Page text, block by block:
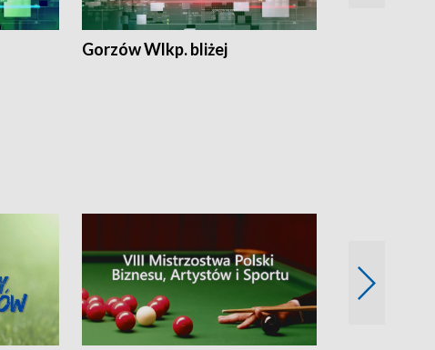
Gorzów Wlkp. bliżej